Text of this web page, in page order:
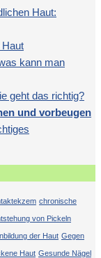
Haut:
Haut
kann man
geht das richtig?
und vorbeugen
chronische
von Pickeln
der Haut Gegen
Haut Gesunde Nägel